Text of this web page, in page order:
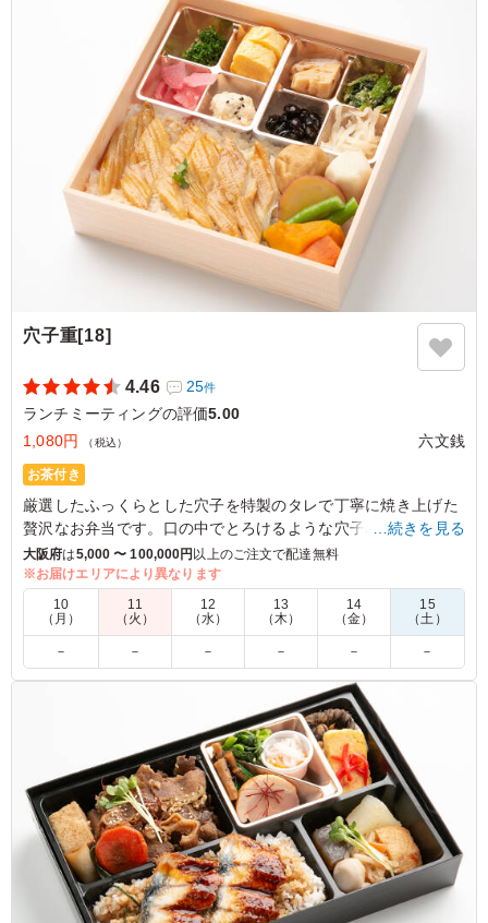
く、罪悪感なく食事を楽しめてよかったです。お弁当は、
女性にはぴったりの量でした。また利用したいです
ご利用シーン：会議・セミナー›ランチミーティング
大阪府大阪市中央区瓦町2026/02/26
穴子重[18]
4.46 25件
ランチミーティングの評価5.00
1,080円
（税込） 六文銭
お茶付き
厳選したふっくらとした穴子を特製のタレで丁寧に焼き上げた
贅沢なお弁当です。口の中でとろけるような穴子の旨味と、香
ばしいタレの風味が絶妙にマッチします。
5.0
魚のお弁当といえば塩焼きや西京焼きなどが多いですが、
穴子のお弁当が珍しかったので選びましたが、 普段魚の
お弁当を選ばない方も今回は穴子を選択されていました。
会議・セミナー›ランチミーティング
大阪府大阪市淀川区宮原2024/08/27
…続きを見る
大阪府は5,000 〜 100,000円 以上のご注文で配達無料
※お届けエリアにより異なります
10
（月）
11
（火）
12
（水）
13
（木）
14
（金）
15
（土）
－ － － － － －